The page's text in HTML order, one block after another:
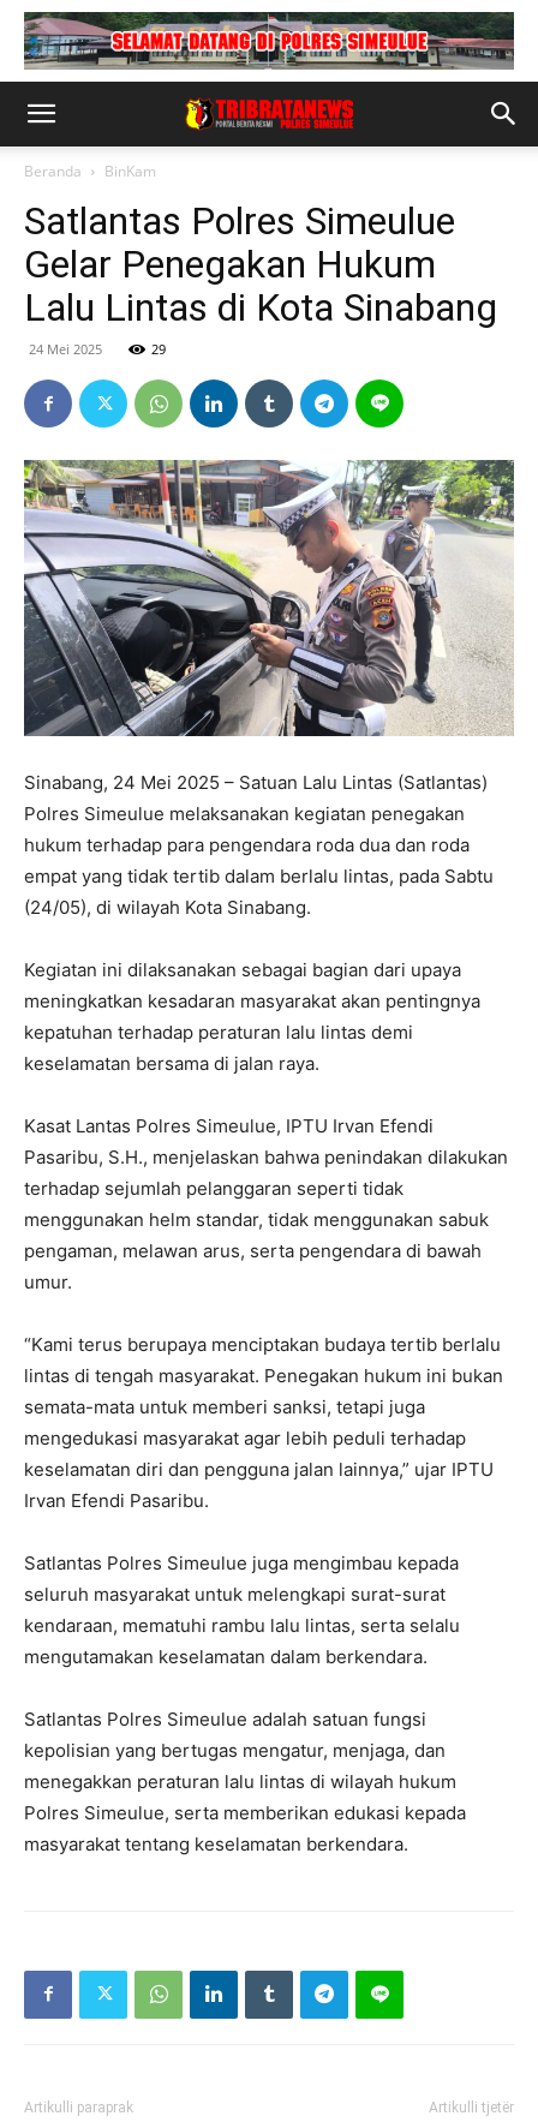
Beranda BinKam
Satlantas Polres Simeulue
Gelar Penegakan Hukum
Lalu Lintas di Kota Sinabang
24 Mei 2025 29
Sinabang, 24 Mei 2025 – Satuan Lalu Lintas (Satlantas)
Polres Simeulue melaksanakan kegiatan penegakan
hukum terhadap para pengendara roda dua dan roda
empat yang tidak tertib dalam berlalu lintas, pada Sabtu
(24/05), di wilayah Kota Sinabang.
Kegiatan ini dilaksanakan sebagai bagian dari upaya
meningkatkan kesadaran masyarakat akan pentingnya
kepatuhan terhadap peraturan lalu lintas demi
keselamatan bersama di jalan raya.
Kasat Lantas Polres Simeulue, IPTU Irvan Efendi
Pasaribu, S.H., menjelaskan bahwa penindakan dilakukan
terhadap sejumlah pelanggaran seperti tidak
menggunakan helm standar, tidak menggunakan sabuk
pengaman, melawan arus, serta pengendara di bawah
umur.
“Kami terus berupaya menciptakan budaya tertib berlalu
lintas di tengah masyarakat. Penegakan hukum ini bukan
semata-mata untuk memberi sanksi, tetapi juga
mengedukasi masyarakat agar lebih peduli terhadap
keselamatan diri dan pengguna jalan lainnya,” ujar IPTU
Irvan Efendi Pasaribu.
Satlantas Polres Simeulue juga mengimbau kepada
seluruh masyarakat untuk melengkapi surat-surat
kendaraan, mematuhi rambu lalu lintas, serta selalu
mengutamakan keselamatan dalam berkendara.
Satlantas Polres Simeulue adalah satuan fungsi
kepolisian yang bertugas mengatur, menjaga, dan
menegakkan peraturan lalu lintas di wilayah hukum
Polres Simeulue, serta memberikan edukasi kepada
masyarakat tentang keselamatan berkendara.
Artikulli paraprak Artikulli tjetër